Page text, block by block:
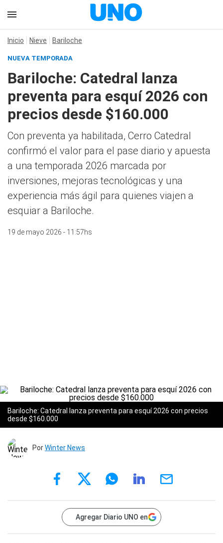
Inicio Nieve Bariloche
NUEVA TEMPORADA
Bariloche: Catedral lanza
preventa para esquí 2026 con
precios desde $160.000
Con preventa ya habilitada, Cerro Catedral
confirmó el valor para el pase diario y apuesta
a una temporada 2026 marcada por
inversiones, mejoras tecnológicas y una
experiencia más ágil para quienes viajen a
esquiar a Bariloche.
19 de mayo 2026 - 11:57hs
Bariloche: Catedral lanza preventa para esquí 2026 con precios
desde $160.000
PorWinter News
Agregar Diario UNO en